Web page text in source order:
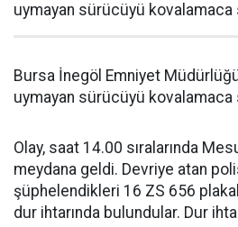
uymayan sürücüyü kovalamaca
Bursa İnegöl Emniyet
uymayan sürücüyü kovalamaca
Olay, saat 14.00 sıralarında
meydana geldi. Devriye atan
şüphelendikleri 16 ZS 656
dur ihtarında bulundular. Dur